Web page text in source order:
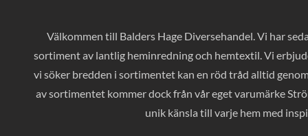
Välkommen till Balders Hage Diversehandel. Vi har
sortiment av lantlig heminredning och hemtextil. Vi
vi söker bredden i sortimentet kan en röd tråd alltid
av sortimentet kommer dock från vår eget varumärke
unik känsla till varje hem med